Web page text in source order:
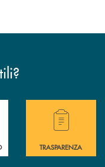
Hai bisogno di
TRASPARENZA